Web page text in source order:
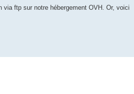
ftp sur notre hébergement OVH. Or, voici